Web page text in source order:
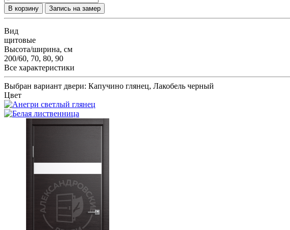
В корзину Запись на замер
Вид
щитовые
Высота/ширина, см
200/60, 70, 80, 90
Все характеристики
Выбран вариант двери: Капучино глянец, Лакобель черный
Цвет